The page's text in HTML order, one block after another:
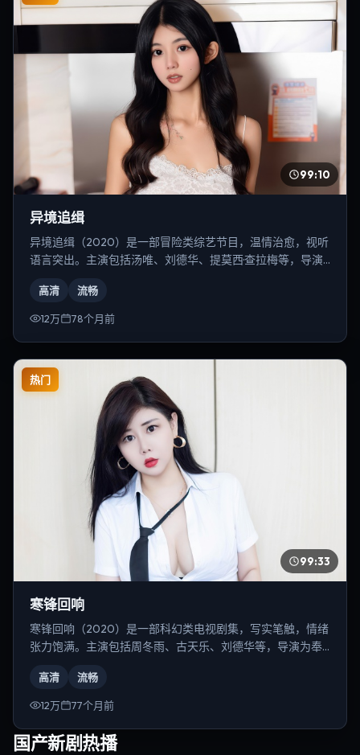
99:10
异境追缉
异境追缉（2020）是一部冒险类综艺节目，温情治愈，视听
语言突出。主演包括汤唯、刘德华、提莫西·查拉梅等，导演
高清 流畅
12万 78个月前
热门
99:33
寒锋回响
寒锋回响（2020）是一部科幻类电视剧集，写实笔触，情绪
张力饱满。主演包括周冬雨、古天乐、刘德华等，导演为奉
高清 流畅
12万 77个月前
国产新剧热播